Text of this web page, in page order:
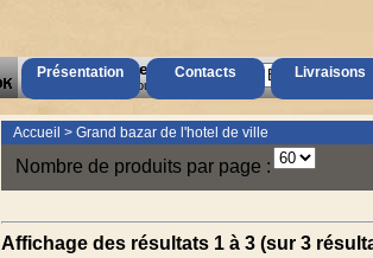
Présentation Contacts Livraisons
AccÃ¨s Client
Mot de passe oubliÃ© ?
Accueil > Grand bazar de l'hotel de ville
Nombre de produits par page :
Affichage des résultats 1 à 3 (sur 3